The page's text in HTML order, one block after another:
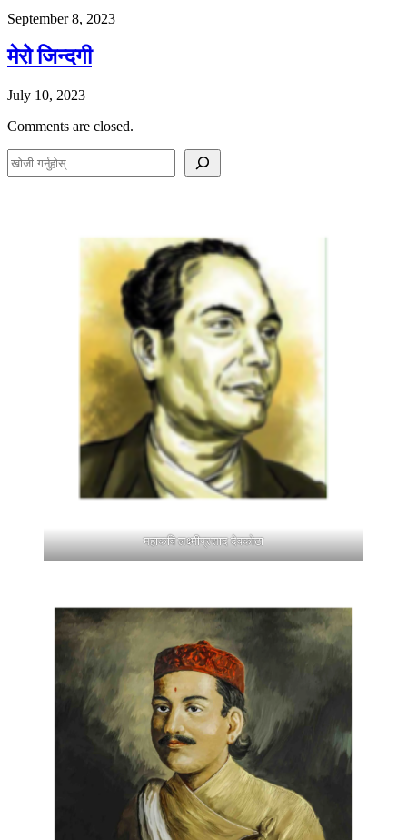
September 8, 2023
मेरो जिन्दगी
July 10, 2023
Comments are closed.
e
महाकवि लक्ष्मीप्रसाद देवकोटा